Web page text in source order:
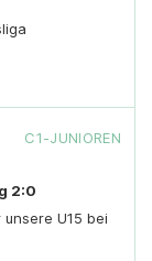
C1-JUNIOREN
2:0
U15 bei